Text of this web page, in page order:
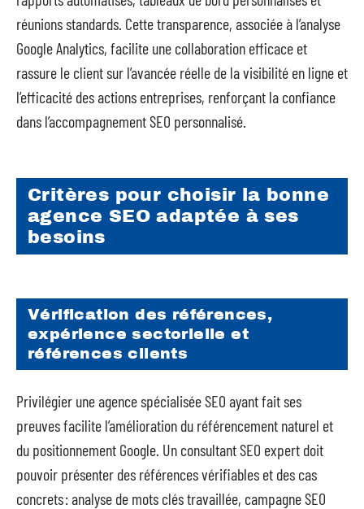
réunions standards. Cette transparence, associée à l’analyse
Google Analytics, facilite une collaboration efficace et
rassure le client sur l’avancée réelle de la visibilité en ligne et
l’efficacité des actions entreprises, renforçant la confiance
dans l’accompagnement SEO personnalisé.
Critères pour choisir la bonne
agence SEO adaptée à ses
besoins
Vérification des références,
expérience sectorielle et
références clients
Privilégier une agence spécialisée SEO ayant fait ses
preuves facilite l’amélioration du référencement naturel et
du positionnement Google. Un consultant SEO expert doit
pouvoir présenter des références vérifiables et des cas
concrets : analyse de mots clés travaillée, campagne SEO